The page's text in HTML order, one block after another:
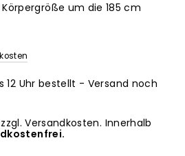
um die 185 cm
12 Uhr bestellt - Versand noch
Versandkosten. Innerhalb